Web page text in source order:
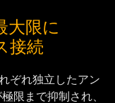
大限に
接続
ぞれ独立したアン
限まで抑制され、